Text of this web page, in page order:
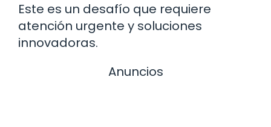
Este es un desafío que requiere
atención urgente y soluciones
innovadoras.
Anuncios